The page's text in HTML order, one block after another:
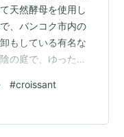
天然酵母を使用し
、バンコク市内の
もしている有名な
の庭で、ゆったり
か見つからないで
、パンが好きなら
フェです。
#croissant